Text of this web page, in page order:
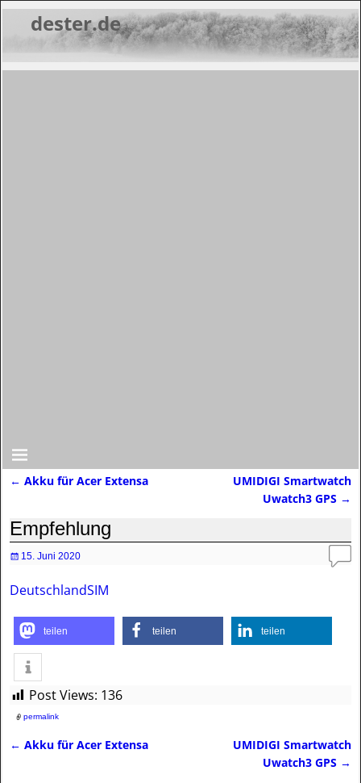
dester.de
← Akku für Acer Extensa
UMIDIGI Smartwatch
Uwatch3 GPS →
Empfehlung
15. Juni 2020
DeutschlandSIM
teilen teilen teilen
Post Views: 136
permalink
← Akku für Acer Extensa
UMIDIGI Smartwatch
Uwatch3 GPS →